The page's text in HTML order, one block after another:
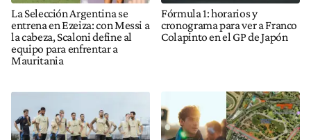
La Selección Argentina se
entrena en Ezeiza: con Messi a
la cabeza, Scaloni define al
equipo para enfrentar a
Mauritania
Fórmula 1: horarios y
cronograma para ver a Franco
Colapinto en el GP de Japón